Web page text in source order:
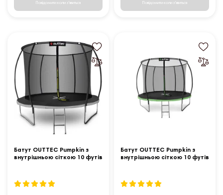
Повідомити коли з'явиться Повідомити коли з'явиться
Батут OUTTEC Pumpkin з
внутрішньою сіткою 10 футів
Батут OUTTEC Pumpkin з
внутрішньою сіткою 10 футів